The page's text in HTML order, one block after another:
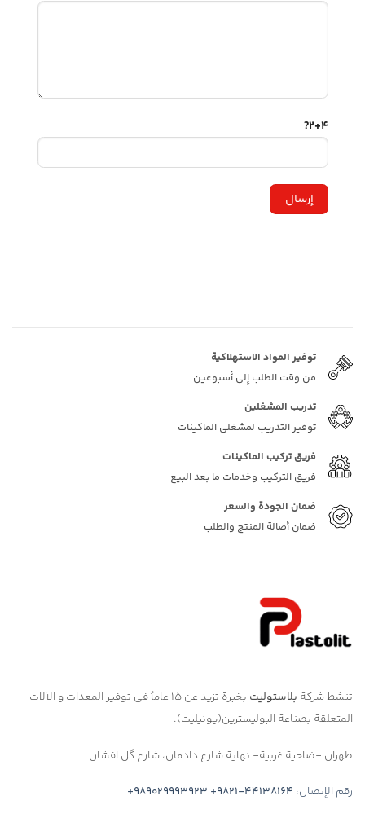
2+4?
توفیر المواد الاستهلاكية
من وقت الطلب إلى أسبوعين
تدريب المشغلين
توفير التدريب لمشغلي الماكينات
فريق تركيب الماكينات
فريق التركيب وخدمات ما بعد البيع
ضمان الجودة والسعر
ضمان أصالة المنتج والطلب
تنشط شركة بلاستوليت
بخبرة تزيد عن ١٥ عاماً في توفير المعدات و الآلات
المتعلقة بصناعة البوليسترين(يونيليت).
طهران -ضاحية غربية- نهاية شارع دادمان، شارع گل افشان
رقم الإتصال: +9821-44138164
+989029993923